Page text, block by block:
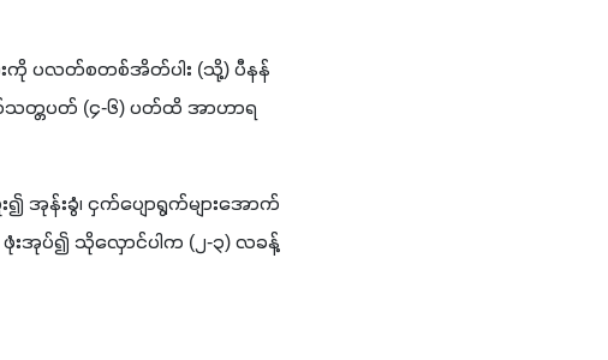
ားကို ပလတ်စတစ်အိတ်ပါး (သို့) ပီနန်
သတ္တပတ် (၄-၆) ပတ်ထိ အာဟာရ
၍ အုန်းခွံ၊ ငှက်ပျောရွက်များအောက်
ဖုံးအုပ်၍ သိုလှောင်ပါက (၂-၃) လခန့်